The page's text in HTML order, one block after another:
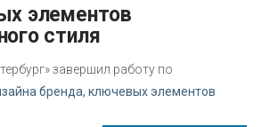
элементов
стиля
завершил работу по
бренда, ключевых элементов